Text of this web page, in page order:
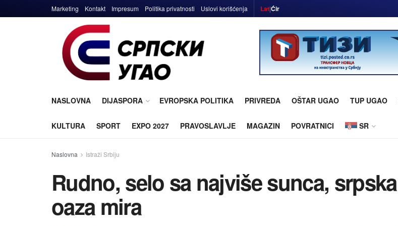
Marketing Kontakt Impresum Politika privatnosti Uslovi korišćenja Lat|Ćir
NASLOVNA DIJASPORA EVROPSKA POLITIKA PRIVREDA OŠTAR UGAO TUP UGAO
KULTURA SPORT EXPO 2027 PRAVOSLAVLJE MAGAZIN POVRATNICI SR
Naslovna Istraži Srbiju
Rudno, selo sa najviše sunca, srpska
oaza mira